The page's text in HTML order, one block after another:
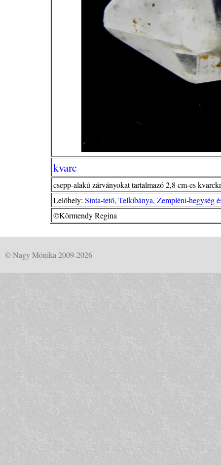
kvarc
csepp-alakú zárványokat tartalmazó 2,8 cm-es
Lelőhely: Sinta-tető, Telkibánya, Zempléni-hegység
©Körmendy Regina
© Nagy Mónika 2009-2026